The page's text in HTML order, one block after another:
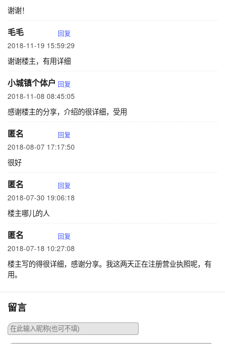
谢谢！
毛毛 回复
2018-11-19 15:59:29
谢谢楼主，有用详细
小城镇个体户 回复
2018-11-08 08:45:05
感谢楼主的分享，介绍的很详细，受用
匿名 回复
2018-08-07 17:17:50
很好
匿名 回复
2018-07-30 19:06:18
楼主哪儿的人
匿名 回复
2018-07-18 10:27:08
楼主写的得很详细，感谢分享。我这两天正在注册营业执照呢，有
用。
留言